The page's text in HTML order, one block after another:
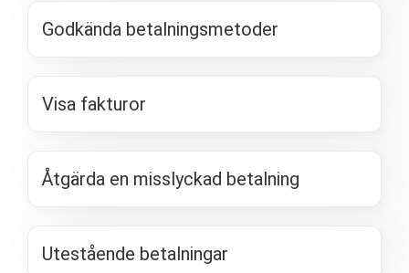
Godkända betalningsmetoder
Visa fakturor
Åtgärda en misslyckad betalning
Utestående betalningar